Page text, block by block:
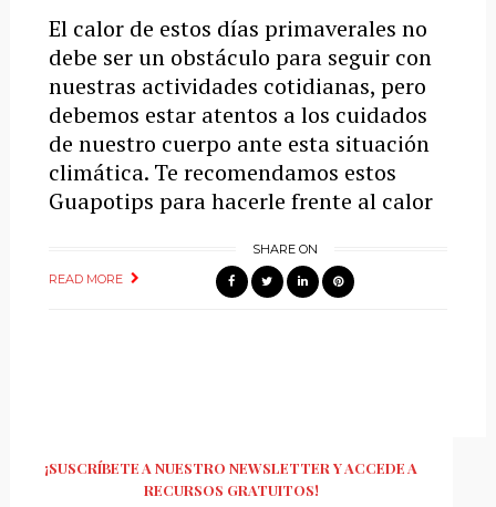
El calor de estos días primaverales no
debe ser un obstáculo para seguir con
nuestras actividades cotidianas, pero
debemos estar atentos a los cuidados
de nuestro cuerpo ante esta situación
climática. Te recomendamos estos
Guapotips para hacerle frente al calor
READ MORE
SHARE ON
¡SUSCRÍBETE A NUESTRO NEWSLETTER Y ACCEDE A
RECURSOS GRATUITOS!